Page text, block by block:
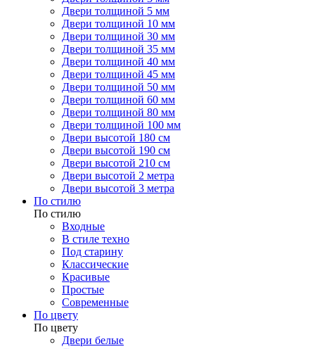
Двери толщиной 5 мм
Двери толщиной 10 мм
Двери толщиной 30 мм
Двери толщиной 35 мм
Двери толщиной 40 мм
Двери толщиной 45 мм
Двери толщиной 50 мм
Двери толщиной 60 мм
Двери толщиной 80 мм
Двери толщиной 100 мм
Двери высотой 180 см
Двери высотой 190 см
Двери высотой 210 см
Двери высотой 2 метра
Двери высотой 3 метра
По стилю
По стилю
Входные
В стиле техно
Под старину
Классические
Красивые
Простые
Современные
По цвету
По цвету
Двери белые